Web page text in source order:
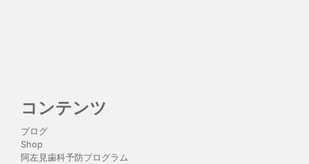
コンテンツ
ブログ
Shop
阿左見歯科予防プログラム